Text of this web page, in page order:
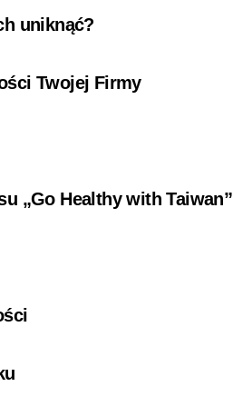
uniknąć?
Twojej Firmy
„Go Healthy with Taiwan”